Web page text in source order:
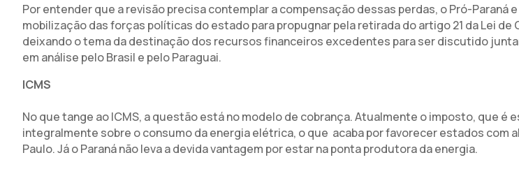
Por entender que a revisão precisa contemplar a compensação dessas perdas, o Pró-Paraná e
mobilização das forças políticas do estado para propugnar pela retirada do artigo 21 da Lei de
deixando o tema da destinação dos recursos financeiros excedentes para ser discutido
em análise pelo Brasil e pelo Paraguai.
ICMS
No que tange ao ICMS, a questão está no modelo de cobrança. Atualmente o imposto, que é
integralmente sobre o consumo da energia elétrica, o que acaba por favorecer estados com
Paulo. Já o Paraná não leva a devida vantagem por estar na ponta produtora da energia.